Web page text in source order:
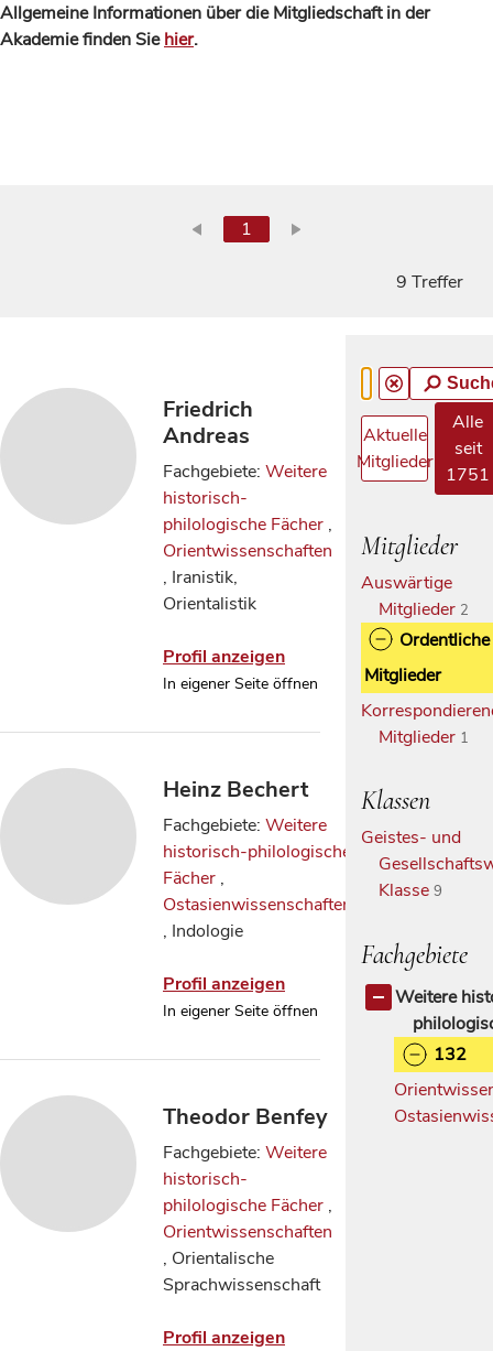
Allgemeine Informationen über die Mitgliedschaft in der
Akademie finden Siehier.
1
9 Treffer
Friedrich
Andreas
Fachgebiete: Weitere
historisch-
philologische Fächer ,
Orientwissenschaften
, Iranistik,
Orientalistik
Profil anzeigen
In eigener Seite öffnen
Heinz Bechert
Fachgebiete: Weitere
historisch-philologische
Fächer ,
Ostasienwissenschaften
, Indologie
Profil anzeigen
In eigener Seite öffnen
Theodor Benfey
Fachgebiete: Weitere
historisch-
philologische Fächer ,
Orientwissenschaften
, Orientalische
Sprachwissenschaft
Profil anzeigen
Aktuelle
Mitglieder
Alle
seit
1751
Mitglieder
Auswärtige
Mitglieder 2
Ordentliche
Mitglieder
Mitglieder 1
Klassen
Geistes- und
Klasse 9
Fachgebiete
Weitere
132